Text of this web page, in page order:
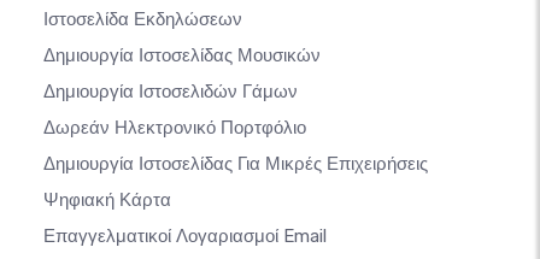
Ιστοσελίδα Εκδηλώσεων
Δημιουργία Ιστοσελίδας Μουσικών
Δημιουργία Ιστοσελιδών Γάμων
Δωρεάν Ηλεκτρονικό Πορτφόλιο
Δημιουργία Ιστοσελίδας Για Μικρές Επιχειρήσεις
Ψηφιακή Κάρτα
Επαγγελματικοί Λογαριασμοί Email